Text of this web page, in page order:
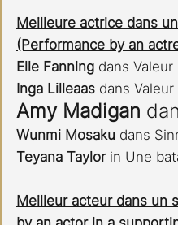
Meilleure actrice dans
(Performance by an
Elle Fanning dans
Inga Lilleaas dans
Amy Madigan
Wunmi Mosaku dans
Teyana Taylor in Une
Meilleur acteur dans un